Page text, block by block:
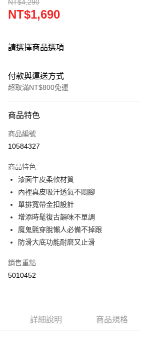
NT$4,290
NT$1,690
請選擇商品選項
付款與運送方式
超取滿NT$800免運
信用卡一次付款
超商取貨付款
Apple Pay
街口支付
悠遊付
Google Pay
相關說明
【關於「AFTEE先享後付」】
３．安心：先確認商品／服務後，再付款。
全家取貨付款
商品特色
商品編號
10584327
商品特色
漆面牛皮柔軟材質
內裡真皮吸汗透氣不悶腳
單排寬帶金扣設計
增添時髦復古韻味不單調
魔鬼氈穿脫懶人必備不掉跟
防滑大底功能耐磨又止滑
銷售重點
5010452
詳細說明 商品規格